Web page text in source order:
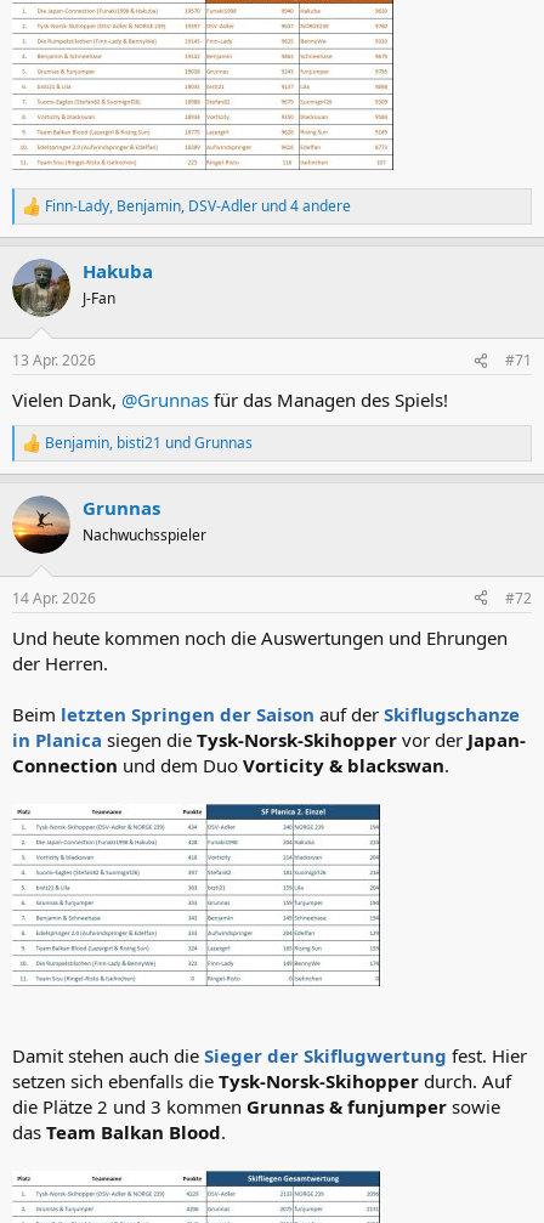
R
e
k
t
i
e
:
Finn-Lady, Benjamin, DSV-Adler und 4 andere
Hakuba
J-Fan
13 Apr. 2026 #71
Vielen Dank, @Grunnas für das Managen des Spiels!
R
e
k
t
i
e
:
Benjamin, bisti21 undGrunnas
Grunnas
Nachwuchsspieler
14 Apr. 2026 #72
Und heute kommen noch die Auswertungen und Ehrungen
der Herren.
Beim letzten Springen der Saison auf der Skiflugschanze
in Planica siegen die Tysk-Norsk-Skihopper vor der Japan-
Connection und dem Duo Vorticity & blackswan.
Damit stehen auch die Sieger der Skiflugwertung fest. Hier
setzen sich ebenfalls die Tysk-Norsk-Skihopper durch. Auf
die Plätze 2 und 3 kommen Grunnas & funjumper sowie
das Team Balkan Blood.